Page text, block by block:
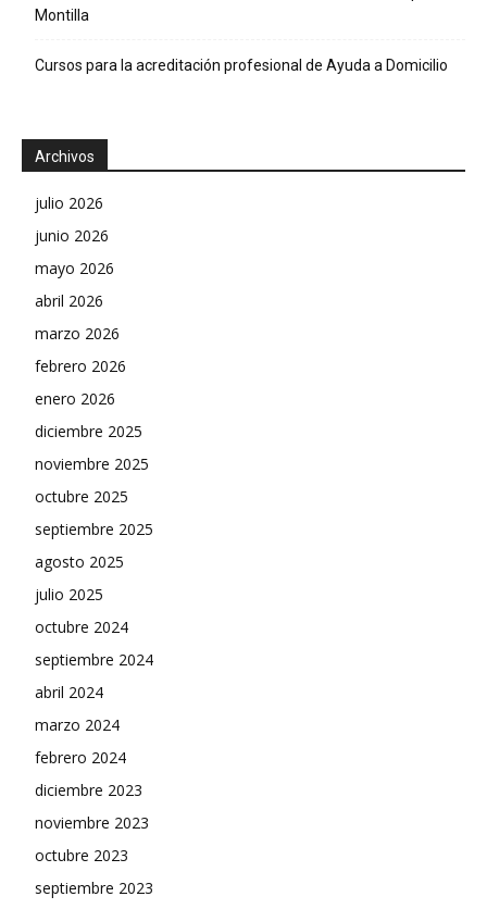
Montilla
Cursos para la acreditación profesional de Ayuda a Domicilio
Archivos
julio 2026
junio 2026
mayo 2026
abril 2026
marzo 2026
febrero 2026
enero 2026
diciembre 2025
noviembre 2025
octubre 2025
septiembre 2025
agosto 2025
julio 2025
octubre 2024
septiembre 2024
abril 2024
marzo 2024
febrero 2024
diciembre 2023
noviembre 2023
octubre 2023
septiembre 2023